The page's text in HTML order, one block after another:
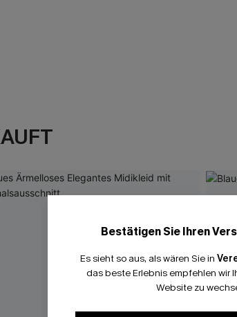
Bestätigen Sie Ihren
Es sieht so aus, als wären Sie in
das beste Erlebnis empfehlen wir
Website zu